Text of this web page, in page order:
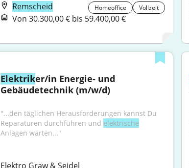
Remscheid
Homeoffice Vollzeit
Von 30.300,00 € bis 59.400,00 €
Elektriker/in Energie- und
Gebäudetechnik (m/w/d)
"...den täglichen Herausforderungen kannst Du
Reparaturen durchführen und elektrische
Anlagen warten..."
Elektro Graw & Seidel